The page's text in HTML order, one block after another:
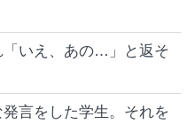
「いえ、あの…」と返そ
言をした学生。それを